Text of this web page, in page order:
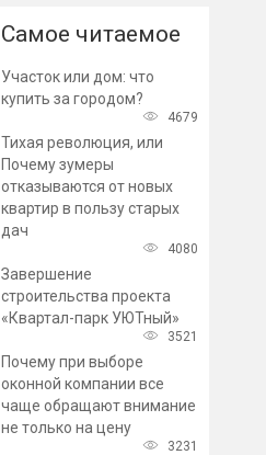
По программам ФРТ
стабильным
теплоснабжением
Самое читаемое
Участок или дом: что
купить за городом?
4679
Тихая революция, или
Почему зумеры
отказываются от новых
квартир в пользу старых
дач
4080
Завершение
строительства проекта
«Квартал-парк УЮТный»
3521
Почему при выборе
оконной компании все
чаще обращают внимание
не только на цену
3231